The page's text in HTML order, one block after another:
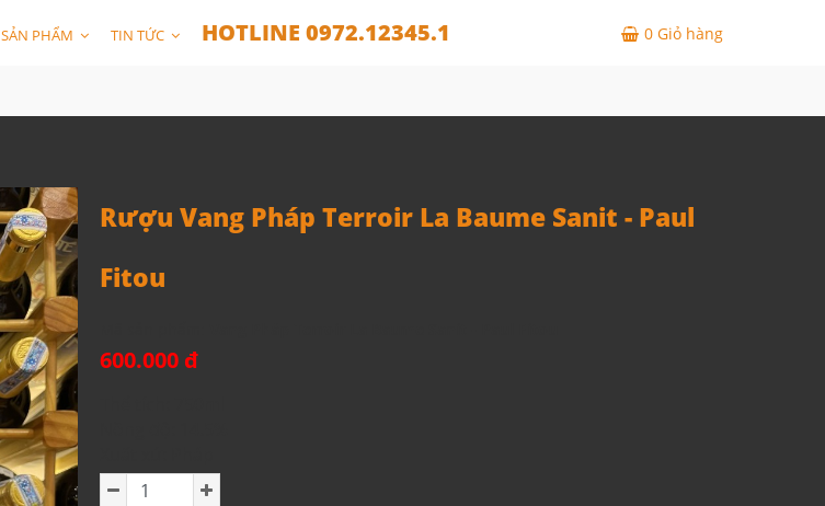
SẢN PHẨM TIN TỨC HOTLINE 0972.12345.1 0 Giỏ hàng
Rượu Vang Pháp Terroir La Baume Sanit - Paul
Fitou
600.000 đ